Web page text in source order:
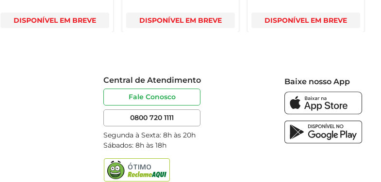
DISPONÍVEL EM BREVE DISPONÍVEL EM BREVE DISPONÍVEL EM BREVE
Central de Atendimento
Fale Conosco
0800 720 1111
Segunda à Sexta: 8h às 20h
Sábados: 8h às 18h
Baixe nosso App